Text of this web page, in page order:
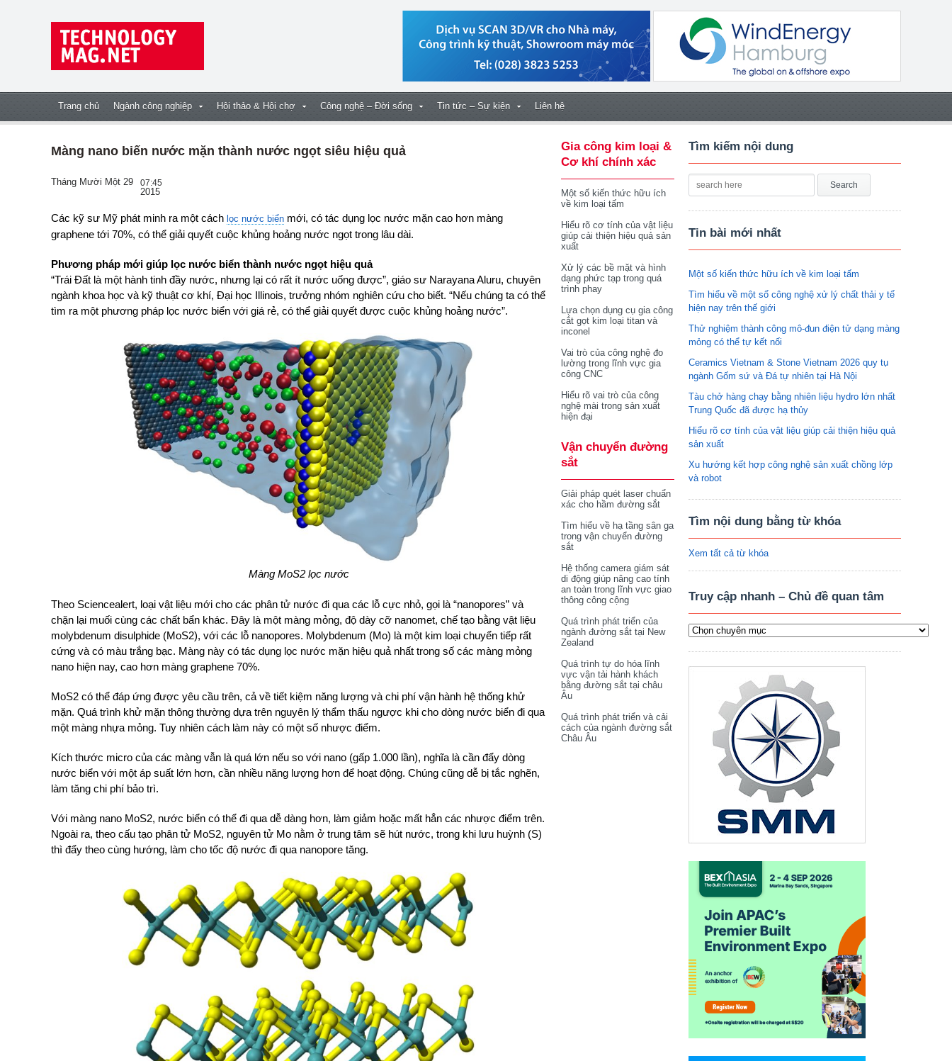
Trang chủ Ngành công nghiệp Hội thảo & Hội chợ Công nghệ – Đời sống Tin tức – Sự kiện Liên hệ
Màng nano biến nước mặn thành nước ngọt siêu hiệu quả
Tháng Mười Một 29 07:45
2015
Các kỹ sư Mỹ phát minh ra một cách lọc nước biển mới, có tác dụng lọc nước mặn cao hơn màng
graphene tới 70%, có thể giải quyết cuộc khủng hoảng nước ngọt trong lâu dài.
Phương pháp mới giúp lọc nước biển thành nước ngọt hiệu quả
“Trái Đất là một hành tinh đầy nước, nhưng lại có rất ít nước uống được”, giáo sư Narayana Aluru, chuyên
ngành khoa học và kỹ thuật cơ khí, Đại học Illinois, trưởng nhóm nghiên cứu cho biết. “Nếu chúng ta có thể
tìm ra một phương pháp lọc nước biển với giá rẻ, có thể giải quyết được cuộc khủng hoảng nước”.
Màng MoS2 lọc nước
Theo Sciencealert, loại vật liệu mới cho các phân tử nước đi qua các lỗ cực nhỏ, gọi là “nanopores” và
chặn lại muối cùng các chất bẩn khác. Đây là một màng mỏng, độ dày cỡ nanomet, chế tạo bằng vật liệu
molybdenum disulphide (MoS2), với các lỗ nanopores. Molybdenum (Mo) là một kim loại chuyển tiếp rất
cứng và có màu trắng bạc. Màng này có tác dụng lọc nước mặn hiệu quả nhất trong số các màng mỏng
nano hiện nay, cao hơn màng graphene 70%.
MoS2 có thể đáp ứng được yêu cầu trên, cả về tiết kiệm năng lượng và chi phí vận hành hệ thống khử
mặn. Quá trình khử mặn thông thường dựa trên nguyên lý thẩm thấu ngược khi cho dòng nước biển đi qua
một màng nhựa mỏng. Tuy nhiên cách làm này có một số nhược điểm.
Kích thước micro của các màng vẫn là quá lớn nếu so với nano (gấp 1.000 lần), nghĩa là cần đẩy dòng
nước biển với một áp suất lớn hơn, cần nhiều năng lượng hơn để hoạt động. Chúng cũng dễ bị tắc nghẽn,
làm tăng chi phí bảo trì.
Với màng nano MoS2, nước biển có thể đi qua dễ dàng hơn, làm giảm hoặc mất hẳn các nhược điểm trên.
Ngoài ra, theo cấu tạo phân tử MoS2, nguyên tử Mo nằm ở trung tâm sẽ hút nước, trong khi lưu huỳnh (S)
thì đẩy theo cùng hướng, làm cho tốc độ nước đi qua nanopore tăng.
Gia công kim loại &
Cơ khí chính xác
Một số kiến thức hữu ích
về kim loại tấm
Hiểu rõ cơ tính của vật liệu
giúp cải thiện hiệu quả sản
xuất
Xử lý các bề mặt và hình
dạng phức tạp trong quá
trình phay
Lựa chọn dụng cụ gia công
cắt gọt kim loại titan và
inconel
Vai trò của công nghệ đo
lường trong lĩnh vực gia
công CNC
Hiểu rõ vai trò của công
nghệ mài trong sản xuất
hiện đại
Vận chuyển đường
sắt
Giải pháp quét laser chuẩn
xác cho hầm đường sắt
Tìm hiểu về hạ tầng sân ga
trong vận chuyển đường
sắt
Hệ thống camera giám sát
di động giúp nâng cao tính
an toàn trong lĩnh vực giao
thông công cộng
Quá trình phát triển của
ngành đường sắt tại New
Zealand
Quá trình tự do hóa lĩnh
vực vận tải hành khách
bằng đường sắt tại châu
Âu
Quá trình phát triển và cải
cách của ngành đường sắt
Châu Âu
Tìm kiếm nội dung
Tin bài mới nhất
Một số kiến thức hữu ích về kim loại tấm
Tìm hiểu về một số công nghệ xử lý chất thải y tế
hiện nay trên thế giới
Thử nghiệm thành công mô-đun điện tử dạng màng
mỏng có thể tự kết nối
Ceramics Vietnam & Stone Vietnam 2026 quy tụ
ngành Gốm sứ và Đá tự nhiên tại Hà Nội
Tàu chở hàng chạy bằng nhiên liệu hydro lớn nhất
Trung Quốc đã được hạ thủy
Hiểu rõ cơ tính của vật liệu giúp cải thiện hiệu quả
sản xuất
Xu hướng kết hợp công nghệ sản xuất chồng lớp
và robot
Tìm nội dung bằng từ khóa
Xem tất cả từ khóa
Truy cập nhanh – Chủ đề quan tâm